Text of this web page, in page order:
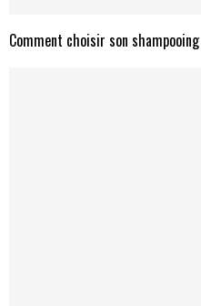
Comment choisir son